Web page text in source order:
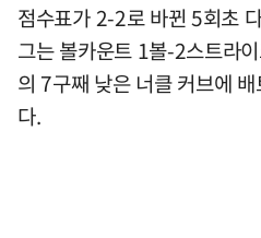
점수표가 2-2로 바뀐 5회초
그는 볼카운트 1볼-2스트라
의 7구째 낮은 너클 커브에
다.